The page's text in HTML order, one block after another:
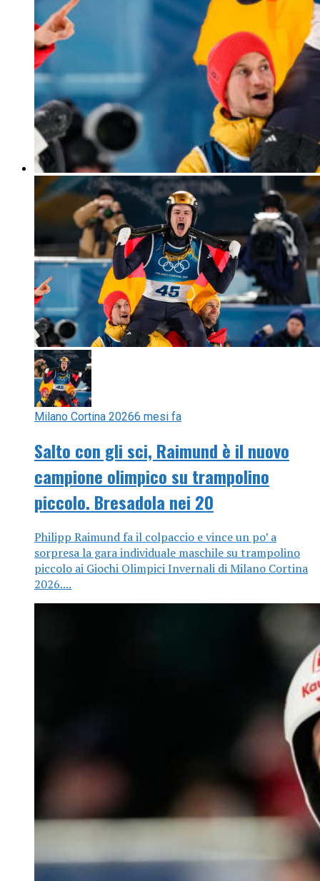
Milano Cortina 20266 mesi fa
Salto con gli sci, Raimund è il nuovo
campione olimpico su trampolino
piccolo. Bresadola nei 20
Philipp Raimund fa il colpaccio e vince un po’ a
sorpresa la gara individuale maschile su trampolino
piccolo ai Giochi Olimpici Invernali di Milano Cortina
2026....